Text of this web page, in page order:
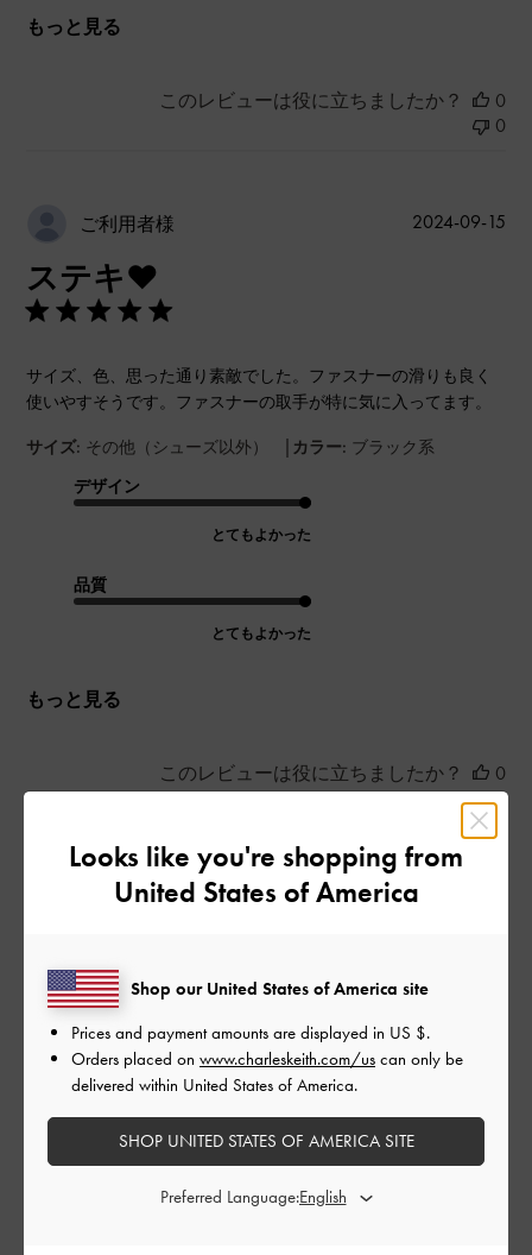
もっと見る
このレビューは役に立ちましたか？
0
0
ご利用者様
ステキ❤️
サイズ、色、思った通り素敵でした。ファスナーの滑りも良く
使いやすそうです。ファスナーの取手が特に気に入ってます。
サイズ: その他（シューズ以外） | カラー: ブラック系
デザイン
とてもよかった
品質
とてもよかった
もっと見る
公
2024-09-15
このレビューは役に立ちましたか？
0
0
ご利用者様
デザインも可愛くてとても使いやすいです
ただ、たまにチャックが1cmほど知らないうちに空いてることが
度じゃ小銭は落ちないので気にしないで使ってます！お気に入
りの商品です。
その他（シューズ以外） |カラー:
ブラック系
2024-08-15
Looks like you're shopping from
United States of America
Shop our United States of America site
Prices and payment amounts are displayed in US $.
Orders placed on www.charleskeith.com/us can only be
delivered within United States of America.
SHOP UNITED STATES OF AMERICA SITE
Preferred Language: